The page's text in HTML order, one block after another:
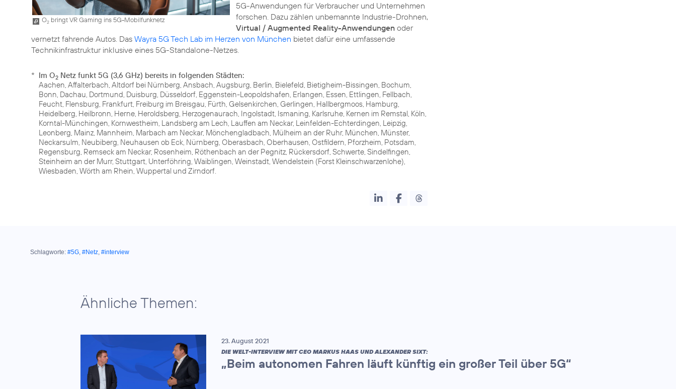
O2 bringt VR Gaming ins 5G-Mobilfunknetz
5G-Anwendungen für Verbraucher und Unternehmen
forschen. Dazu zählen unbemannte Industrie-Drohnen,
Virtual / Augmented Reality-Anwendungenoder
vernetzt fahrende Autos. Das Wayra 5G Tech Lab im Herzen von München bietet dafür eine umfassende
Technikinfrastruktur inklusive eines 5G-Standalone-Netzes.
* Im O2 Netz funkt 5G (3,6 GHz) bereits in folgenden Städten:
Aachen, Affalterbach, Altdorf bei Nürnberg, Ansbach, Augsburg, Berlin, Bielefeld, Bietigheim-Bissingen, Bochum,
Bonn, Dachau, Dortmund, Duisburg, Düsseldorf, Eggenstein-Leopoldshafen, Erlangen, Essen, Ettlingen, Fellbach,
Feucht, Flensburg, Frankfurt, Freiburg im Breisgau, Fürth, Gelsenkirchen, Gerlingen, Hallbergmoos, Hamburg,
Heidelberg, Heilbronn, Herne, Heroldsberg, Herzogenaurach, Ingolstadt, Ismaning, Karlsruhe, Kernen im Remstal, Köln,
Korntal-Münchingen, Kornwestheim, Landsberg am Lech, Lauffen am Neckar, Leinfelden-Echterdingen, Leipzig,
Leonberg, Mainz, Mannheim, Marbach am Neckar, Mönchengladbach, Mülheim an der Ruhr, München, Münster,
Neckarsulm, Neubiberg, Neuhausen ob Eck, Nürnberg, Oberasbach, Oberhausen, Ostfildern, Pforzheim, Potsdam,
Regensburg, Remseck am Neckar, Rosenheim, Röthenbach an der Pegnitz, Rückersdorf, Schwerte, Sindelfingen,
Steinheim an der Murr, Stuttgart, Unterföhring, Waiblingen, Weinstadt, Wendelstein (Forst Kleinschwarzenlohe),
Wiesbaden, Wörth am Rhein, Wuppertal und Zirndorf.
Schlagworte: #5G, #Netz, #interview
Ähnliche Themen:
23. August 2021
DIE WELT-INTERVIEW MIT CEO MARKUS HAAS UND ALEXANDER SIXT:
„Beim autonomen Fahren läuft künftig ein großer Teil über 5G“